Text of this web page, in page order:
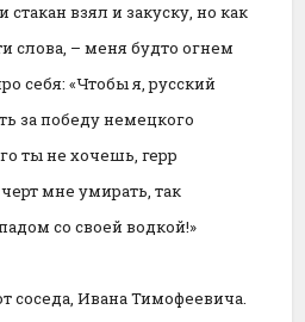
стакан взял и закуску, но как
слова, – меня будто огнем
себя: «Чтобы я, русский
за победу немецкого
ты не хочешь, герр
мне умирать, так
со своей водкой!»
соседа, Ивана Тимофеевича.